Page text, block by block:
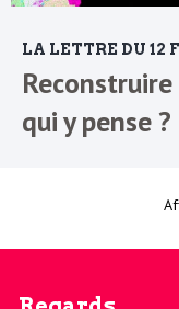
LA LETTRE DU 12
qui y pense ?